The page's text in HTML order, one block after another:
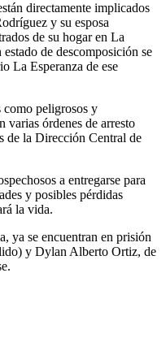
directamente implicados
y su esposa
de su hogar en La
de descomposición se
La Esperanza de ese
como peligrosos y
varias órdenes de arresto
de la Dirección Central de
a entregarse para
y posibles pérdidas
la vida.
ya se encuentran en prisión
y Dylan Alberto Ortiz, de